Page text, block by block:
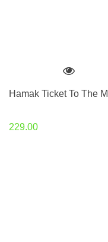
Hamak Ticket To The
229.00